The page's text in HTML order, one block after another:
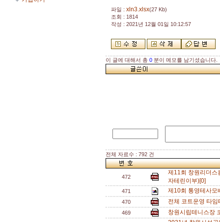
파일 : xln3.xlsx(27 Kb)
조회 : 1814
작성 : 2021년 12월 01일 10:12:57
이 글에 대해서 총 0 분이 메모를 남기셨습니다.
전체 자료수 : 792 건
472
제11회 창원리더스
자테린이부)[0]
471 제10회 통영테사
470 전체 코트운영 타
469 창원시립테니스장